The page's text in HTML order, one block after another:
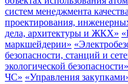
систем менеджмента
проектирования,
дела, архитектуры и ЖКХ»
маркшейдерии»
безопасности, станций и
экологической безопасности»
ЧС» «Управления